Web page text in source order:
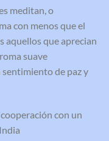
meditan, o
con menos que el
aquellos que aprecian
suave
de paz y
con un